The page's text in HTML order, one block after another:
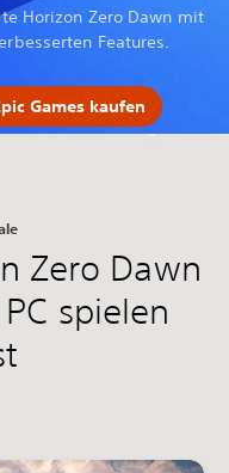
Horizon Zero Dawn mit
Features.
Games kaufen
Zero Dawn
spielen